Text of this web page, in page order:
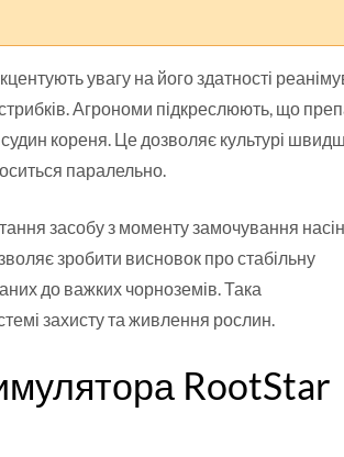
увагу на його здатності
Агрономи підкреслюють, що
кореня. Це дозволяє культурі
паралельно.
засобу з моменту замочування
зробити висновок про стабільну
до важких чорноземів. Така
захисту та живлення рослин.
RootStar